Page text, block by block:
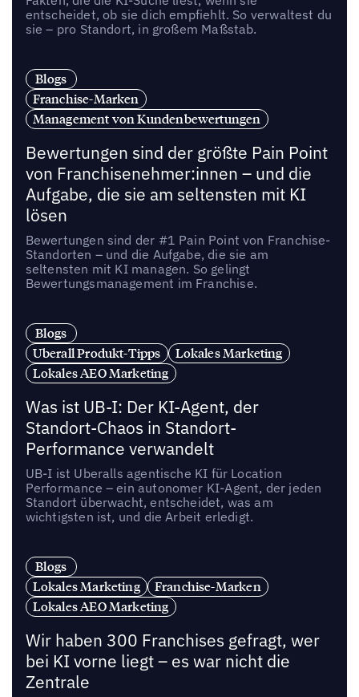
entscheidet, ob sie dich empfiehlt. So verwaltest du
sie – pro Standort, in großem Maßstab.
Blogs
Franchise-Marken
Management von Kundenbewertungen
Bewertungen sind der größte Pain Point
von Franchisenehmer:innen – und die
Aufgabe, die sie am seltensten mit KI
lösen
Bewertungen sind der #1 Pain Point von Franchise-
Standorten – und die Aufgabe, die sie am
seltensten mit KI managen. So gelingt
Bewertungsmanagement im Franchise.
Blogs
Uberall Produkt-Tipps
Lokales Marketing
Lokales AEO Marketing
Was ist UB-I: Der KI-Agent, der
Standort-Chaos in Standort-
Performance verwandelt
UB-I ist Uberalls agentische KI für Location
Performance – ein autonomer KI-Agent, der jeden
Standort überwacht, entscheidet, was am
wichtigsten ist, und die Arbeit erledigt.
Blogs
Lokales Marketing
Franchise-Marken
Lokales AEO Marketing
Wir haben 300 Franchises gefragt, wer
bei KI vorne liegt – es war nicht die
Zentrale